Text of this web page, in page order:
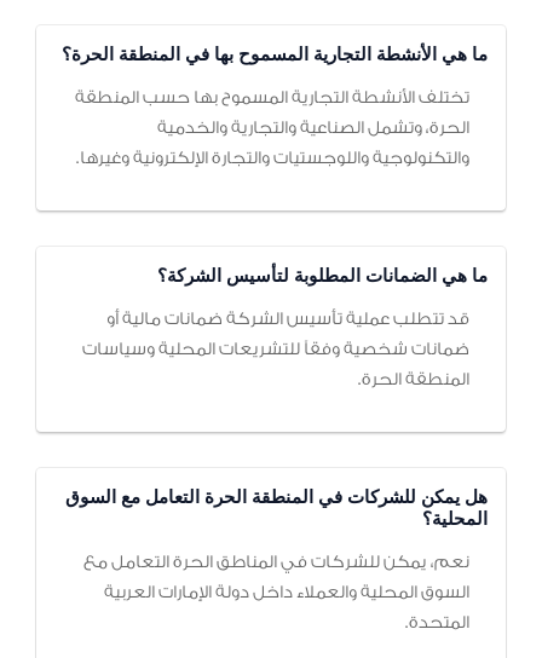
ما هي الأنشطة التجارية المسموح بها في المنطقة الحرة؟
تختلف الأنشطة التجارية المسموح بها حسب المنطقة
الحرة، وتشمل الصناعية والتجارية والخدمية
والتكنولوجية واللوجستيات والتجارة الإلكترونية وغيرها.
ما هي الضمانات المطلوبة لتأسيس الشركة؟
قد تتطلب عملية تأسيس الشركة ضمانات مالية أو
ضمانات شخصية وفقاً للتشريعات المحلية وسياسات
المنطقة الحرة.
هل يمكن للشركات في المنطقة الحرة التعامل مع السوق
المحلية؟
نعم، يمكن للشركات في المناطق الحرة التعامل مع
السوق المحلية والعملاء داخل دولة الإمارات العربية
المتحدة.